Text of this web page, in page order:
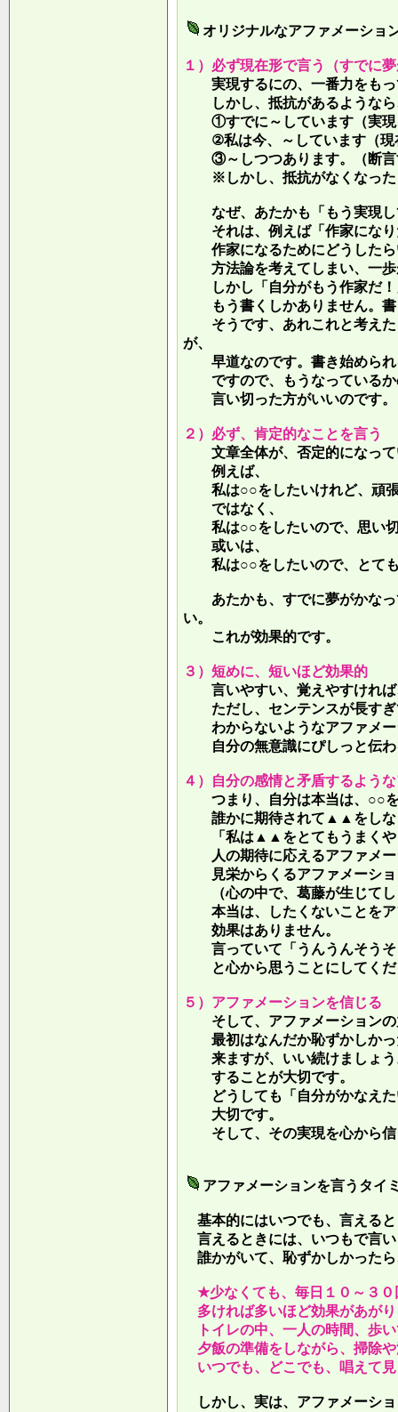
オリジナルなアファメーショ
１）必ず現在形で言う（すでに
実現するにの、一番力をもっ
しかし、抵抗があるような
①すでに～しています（実現
②私は今、～しています（現
③～しつつあります。（断言
※しかし、抵抗がなくなった
なぜ、あたかも「もう実現し
それは、例えば「作家になり
作家になるためにどうしたら
方法論を考えてしまい、一歩
しかし「自分がもう作家だ！
もう書くしかありません。書
そうです、あれこれと考えた
が、
早道なのです。書き始められ
ですので、もうなっているか
言い切った方がいいのです。
２）必ず、肯定的なことを言う
文章全体が、否定的になっ
例えば、
私は○○をしたいけれど、頑張
ではなく、
私は○○をしたいので、思い切
或いは、
私は○○をしたいので、とても
あたかも、すでに夢がかなっ
い。
これが効果的です。
３）短めに、短いほど効果的
言いやすい、覚えやすければ
ただし、センテンスが長すぎ
わからないようなアファメー
自分の無意識にぴしっと伝わ
４）自分の感情と矛盾するよう
つまり、自分は本当は、○○を
誰かに期待されて▲▲をしな
「私は▲▲をとてもうまくや
人の期待に応えるアファメ
見栄からくるアファメーショ
（心の中で、葛藤が生じてし
本当は、したくないことをア
効果はありません。
言っていて 「うんうんそう
と心から思うことにしてくだ
５）アファメーションを信じる
そして、アファメーションの
最初はなんだか恥ずかしかっ
来ますが、いい続けましょう
することが大切です。
どうしても「自分がかなえた
大切です。
そして、その実現を心から信
アファメーションを言うタイ
基本的にはいつでも、言える
言えるときには、いつもで言
誰かがいて、恥ずかしかった
★少なくても、毎日１０～３０
多ければ多いほど効果があが
トイレの中、一人の時間、歩
夕飯の準備をしながら、掃除
いつでも、どこでも、唱えて
しかし、実は、アファメーシ